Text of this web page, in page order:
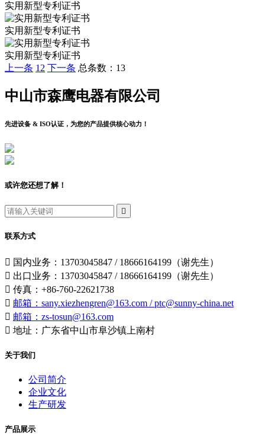
实用新型专利证书
实用新型专利证书
实用新型专利证书
上一条 1 2 下一条 总条数：13
中山市森鹰电器有限公司
先进设备 & ISO认证，为您的产品提供核心动力！
或许您还想了解！

联系方式
 国内业务：13703045847 / 18666164199（谢先生）
 出口业务：13703045847 / 18666164199（谢先生）
 传真：+86-760-22621738
 邮箱：sany.xiezhengren@163.com / ptc@sunny-china.net
 邮箱：zs-tosun@163.com
 地址：广东省中山市阜沙镇上南村
关于我们
公司简介
企业文化
生产研发
产品展示